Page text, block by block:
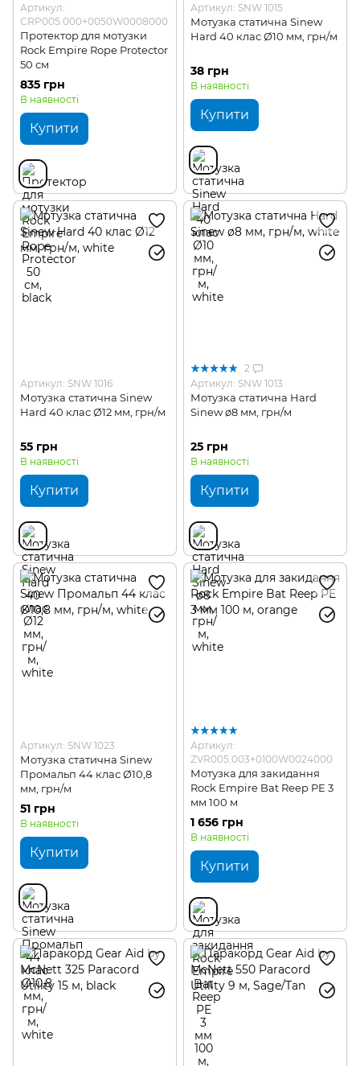
Артикул:
CRP005.000+0050W0008000
Протектор для мотузки
Rock Empire Rope Protector
50 см
835 грн
В наявності
Купити
Артикул: SNW 1015
Мотузка статична Sinew
Hard 40 клас Ø10 мм, грн/м
38 грн
В наявності
Купити
Артикул: SNW 1016
Мотузка статична Sinew
Hard 40 клас Ø12 мм, грн/м
55 грн
В наявності
Купити
2
Артикул: SNW 1013
Мотузка статична Hard
Sinew ø8 мм, грн/м
25 грн
В наявності
Купити
Артикул: SNW 1023
Мотузка статична Sinew
Промальп 44 клас Ø10,8
мм, грн/м
51 грн
В наявності
Купити
Артикул:
ZVR005.003+0100W0024000
Мотузка для закидання
Rock Empire Bat Reep PE 3
мм 100 м
1 656 грн
В наявності
Купити